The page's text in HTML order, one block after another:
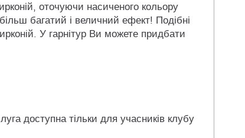
оточуючи насиченого кольору
багатий і величний ефект! Подібні
У гарнітур Ви можете придбати
доступна тільки для учасників клубу